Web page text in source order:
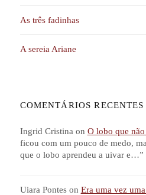
As três fadinhas
A sereia Ariane
COMENTÁRIOS RECENTES
Ingrid Cristina on O lobo que
ficou com um pouco de medo,
que o lobo aprendeu a uivar e…”
Uiara Ponteson Era uma vez